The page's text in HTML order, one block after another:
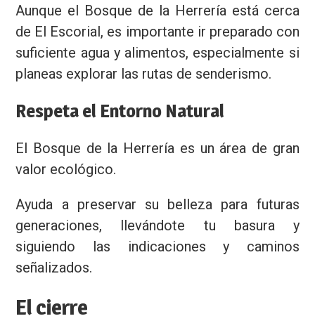
Aunque el Bosque de la Herrería está cerca
de El Escorial, es importante ir preparado con
suficiente agua y alimentos, especialmente si
planeas explorar las rutas de senderismo.
Respeta el Entorno Natural
El Bosque de la Herrería es un área de gran
valor ecológico.
Ayuda a preservar su belleza para futuras
generaciones, llevándote tu basura y
siguiendo las indicaciones y caminos
señalizados.
El cierre